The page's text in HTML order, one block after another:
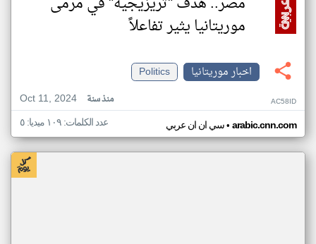
موريتانيا يثير تفاعلاً
اخبار موريتانيا
Politics
Oct 11, 2024
منذ سنة AC58ID
سي ان ان عربي• arabic.cnn.com عدد الكلمات: ١٠٩ ميديا: ٥